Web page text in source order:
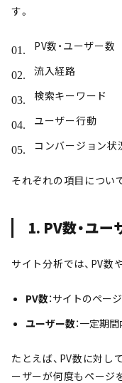
す。
PV数・ユーザー数
流入経路
検索キーワード
ユーザー行動
コンバージョン状
それぞれの項目につい
1. PV数・ユー
サイト分析では、PV数
PV数：サイトのペー
ユーザー数：一定期
たとえば、PV数に対し
ーザーが何度もページ